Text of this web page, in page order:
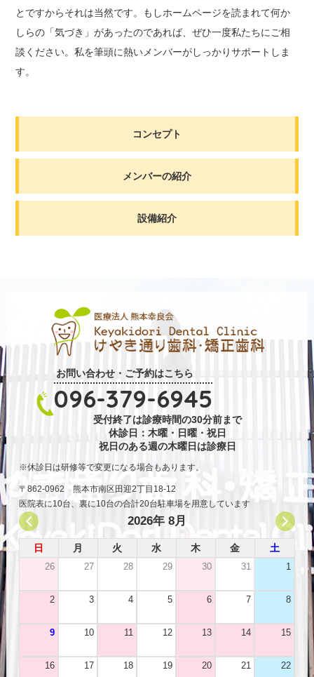
とですからそれは当然です。もしホームページを読まれて何か
しらの「気づき」があったのであれば、ぜひ一度私たちにご相
談ください。私を筆頭に熱いメンバーがしっかりサポートしま
す。
コンセプト
メンバーの紹介
設備紹介
お問い合わせ・ご予約はこちら
096-379-6945
受付終了は診療時間の30分前まで
休診日：木曜・日曜・祝日
祝日のある週の木曜日は診療日
休診日は研修等で変更になる場合もあります。
〒862-0962 熊本市南区田迎2丁目18-12
医院表に10台、裏に10台の合計20台駐車場を用意しています
2026年 8月
日 月 火 水 木 金 土
26 27 28 29 30 31 1
2 3 4 5 6 7 8
9 10 11 12 13 14 15
16 17 18 19 20 21 22